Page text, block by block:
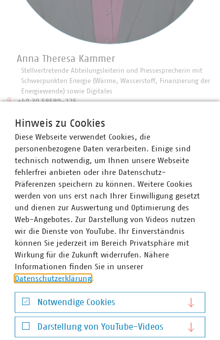
Anna Theresa Kammer
Stellvertretende Abteilungsleiterin und Pressesprecherin mit
Schwerpunkten Energie (Wärme, Wasserstoff, Finanzierung der
Energiewende) sowie Digitales
+49 30 58580-225
kammer(at)vku(dot)de
Hinweis zu Cookies
Diese Webseite verwendet Cookies, die
personenbezogene Daten verarbeiten. Einige sind
technisch notwendig, um Ihnen unsere Webseite
fehlerfrei anbieten oder ihre Datenschutz-
Präferenzen speichern zu können. Weitere Cookies
werden von uns erst nach Ihrer Einwilligung gesetzt
und dienen zur Auswertung und Optimierung des
Web-Angebotes. Zur Darstellung von Videos nutzen
wir die Dienste von YouTube. Ihr Einverständnis
können Sie jederzeit im Bereich Privatsphäre mit
Wirkung für die Zukunft widerrufen. Nähere
Informationen finden Sie in unserer
Datenschutzerklärung.
Notwendige Cookies
Notwendige Cookies
Darstellung von YouTube-Videos